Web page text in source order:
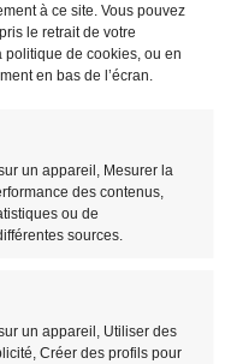
à ce site. Vous pouvez
le retrait de votre
de cookies, ou en
en bas de l’écran.
un appareil, Mesurer la
des contenus,
ou de
sources.
un appareil, Utiliser des
Créer des profils pour
Banane Sangle
38,90 €